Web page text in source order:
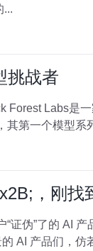
...
挑战者
其第一个模型系
，刚找
证伪”了的 AI
AI 产品们，仿